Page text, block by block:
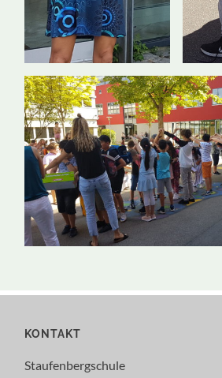
KONTAKT
Staufenbergschule